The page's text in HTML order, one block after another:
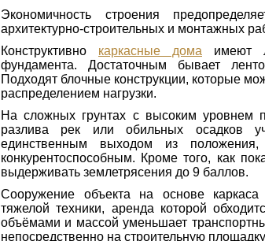
Экономичность строения
архитектурно-строительных и монтажных
Конструктивно каркасные дома имеют
фундамента. Достаточным бывает
Подходят блочные конструкции, которые
распределением нагрузки.
На сложных грунтах с высоким уровнем
разлива рек или обильных осадков
единственным выходом из положения,
конкурентоспособным. Кроме того, как
выдерживать землетрясения до 9 баллов.
Сооружение объекта на основе каркаса
тяжелой техники, аренда которой
объёмами и массой уменьшает
непосредственно на строительную